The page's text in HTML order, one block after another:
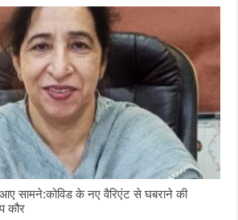
सामने:कोविड के नए वैरिएंट से घबराने की
कौर